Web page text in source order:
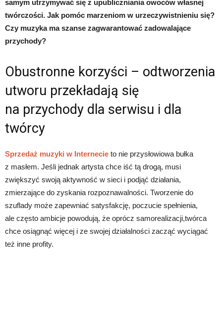
samym utrzymywać się z upubliczniania owoców własnej
twórczości. Jak pomóc marzeniom w urzeczywistnieniu się?
Czy muzyka ma szanse zagwarantować zadowalające
przychody?
Obustronne korzyści – odtworzenia
utworu przekładają się
na przychody dla serwisu i dla
twórcy
Sprzedaż muzyki w Internecie to nie przysłowiowa bułka
z masłem. Jeśli jednak artysta chce iść tą drogą, musi
zwiększyć swoją aktywność w sieci i podjąć działania,
zmierzające do zyskania rozpoznawalności. Tworzenie do
szuflady może zapewniać satysfakcję, poczucie spełnienia,
ale często ambicje powodują, że oprócz samorealizacji,twórca
chce osiągnąć więcej i ze swojej działalności zacząć wyciągać
też inne profity.